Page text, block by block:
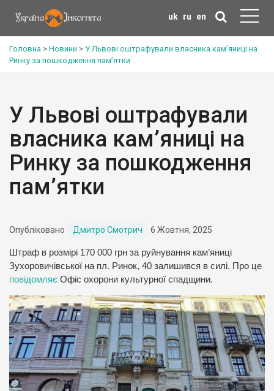
uk ru en
Головна > Новини > У Львові оштрафували власника кам’яниці на
Ринку за пошкодження пам’ятки
У Львові оштрафували
власника кам’яниці на
Ринку за пошкодження
пам’ятки
Опубліковано Дмитро Смотрич 6 Жовтня, 2025
Штраф в розмірі 170 000 грн за руйнування кам’яниці
Зухоровичівської на пл. Ринок, 40 залишився в силі. Про це
повідомляє Офіс охорони культурної спадщини.